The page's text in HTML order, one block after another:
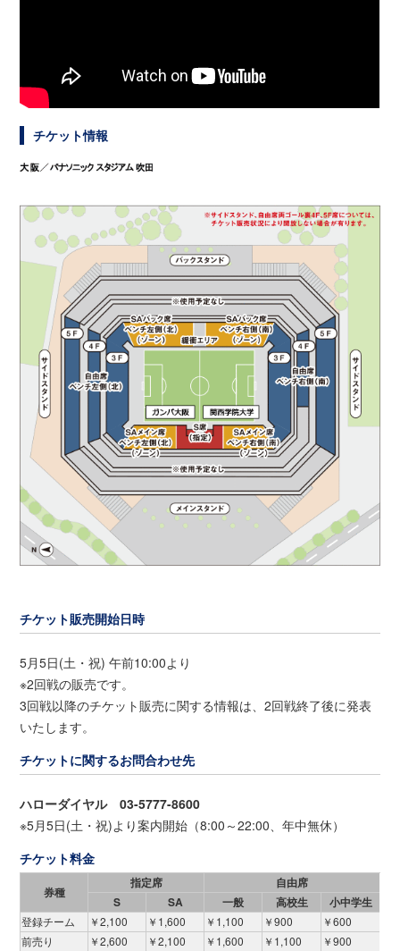
チケット情報
チケット販売開始日時
5月5日(土・祝) 午前10:00より
※2回戦の販売です。
3回戦以降のチケット販売に関する情報は、2回戦終了後に発表
いたします。
チケットに関するお問合わせ先
ハローダイヤル 03-5777-8600
※5月5日(土・祝)より案内開始（8:00～22:00、年中無休）
チケット料金
券種
指定席
自由席
S
SA 一般 高校生 小中学生
登録チーム ￥2,100 ￥1,600 ￥1,100 ￥900
￥600
前売り
￥2,600 ￥2,100 ￥1,600 ￥1,100
￥900